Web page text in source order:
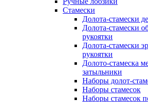
Стамески
Долота-стамески
Долота-стамески
рукоятки
Долота-стамески
рукоятки
Долото-стамеска
затыльники
Наборы долот-
Наборы стамесок
Наборы стамесок